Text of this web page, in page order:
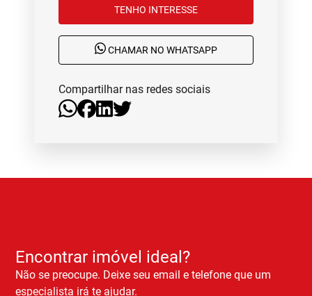
TENHO INTERESSE
CHAMAR NO WHATSAPP
Compartilhar nas redes sociais
Encontrar imóvel ideal?
Não se preocupe. Deixe seu email e telefone que um
especialista irá te ajudar.